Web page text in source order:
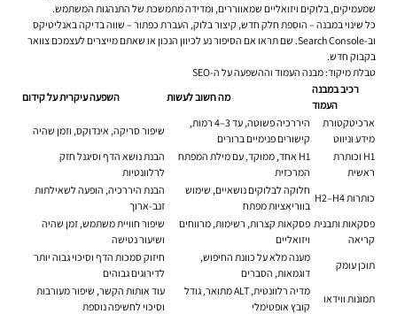
שמעמיקים, בלוקים ויזואליים שמאווררים, ומדידה מתמשכת של התנהגות המשתמש.
כל שינוי במבנה – הוספת חלק חדש, קיצור בלוק, העברת כפתור – שווה בדיקה באנליטיקס
וב-Search Console. שם תראו אם הסיפור נע לכיוון הנכון או שאתם מייצרים לעצמכם צוואר
בקבוק חדש.
טבלת מיקוד: מבנה העמוד וההשפעה על ה-SEO
רכיב במבנה
העמוד
מה חשוב לעשות
השפעה עיקרית על קידום
ארכיטקטורת
מידע וניווט
היררכיה פשוטה, עד 3–4 רמות,
קישורים פנימיים ברורים
שיפור סריקה, אינדוקס, וזמן שהיה
H1 וכותרת
ראשית
H1 אחד, ממוקד, עם מילת המפתח
המרכזית
הבנת נושא הדף וסיגנל חזק
לרלוונטיות
כותרות H2–H4
חלוקה לבלוקים נושאיים, שימוש
בווריאציות מפתח
הבנת היררכיה, הופעה לשאילתות
זנב-ארוך
פסקאות ותבנית
קריאה
פסקאות קצרות, רשימות, מרווחים
ויזואליים
שיפור חוויית משתמש, זמן שהיה
ושיעור נטישה
תוכן עומק
מענה מלא על כוונת החיפוש,
דוגמאות, הסברים
חיזוק סמכות הדף וסיכוי גבוה יותר
לדירוגים גבוהים
תמונות ווידאו
מדיה רלוונטית, ALT מתואר, גודל
קובץ אופטימלי
עוד אותות הקשר, שיפור מעורבות
וסיכוי לחשיפה נוספת